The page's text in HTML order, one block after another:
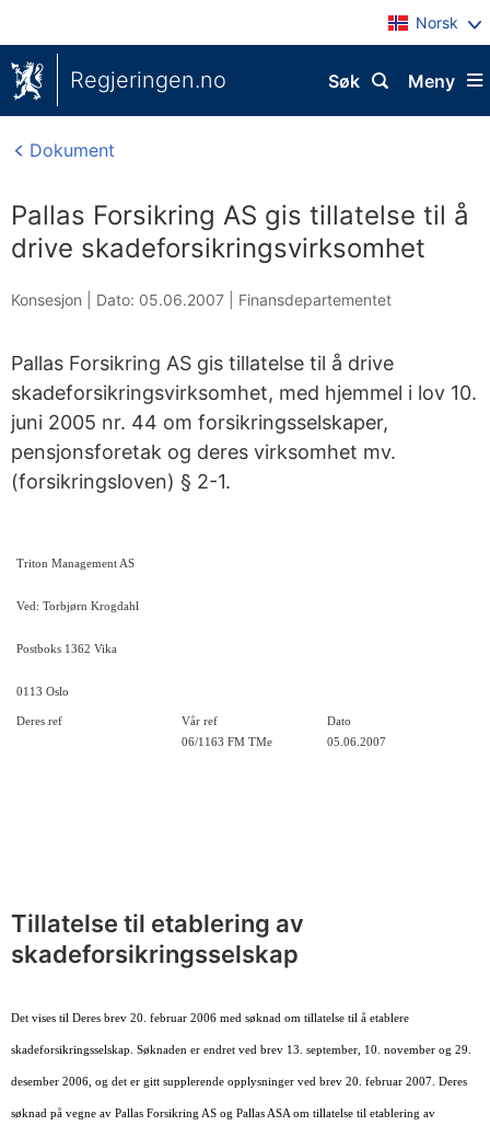
Norsk
Regjeringen.no Meny
Søk
Dokument
Pallas Forsikring AS gis tillatelse til å
drive skadeforsikringsvirksomhet
Konsesjon | Dato: 05.06.2007 Finansdepartementet
Pallas Forsikring AS gis tillatelse til å drive
skadeforsikringsvirksomhet, med hjemmel i lov 10.
juni 2005 nr. 44 om forsikringsselskaper,
pensjonsforetak og deres virksomhet mv.
(forsikringsloven) § 2-1.
Triton Management AS
Ved: Torbjørn Krogdahl
Postboks 1362 Vika
0113 Oslo
Deres ref Vår ref
Dato
06/1163 FM TMe
05.06.2007
Tillatelse til etablering av
skadeforsikringsselskap
Det vises til Deres brev 20. februar 2006 med søknad om tillatelse til å etablere
skadeforsikrings­selskap. Søknaden er endret ved brev 13. september, 10. november og 29.
desember 2006, og det er gitt supplerende opplysninger ved brev 20. februar 2007. Deres
søknad på vegne av Pallas Forsikring AS og Pallas ASA om tillatelse til etablering av